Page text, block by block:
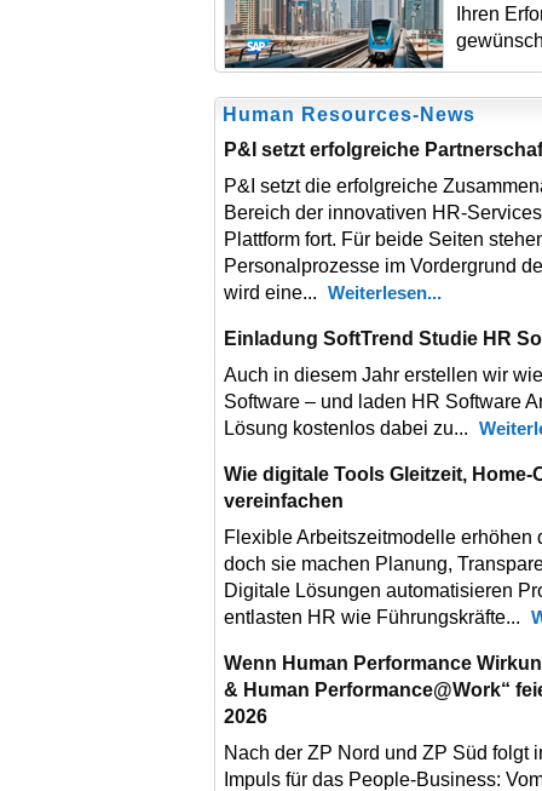
Ihren
Human Resources-News
P&I setzt erfolgreiche
P&I setzt die erfolgreiche
Bereich der innovativen HR-
Plattform fort. Für beide Seiten
Personalprozesse im Vordergrund
wird eine...
Weiterlesen
Einladung SoftTrend Studie HR
Auch in diesem Jahr erstellen wir
Software – und laden HR Software
Lösung kostenlos dabei zu...
Wie digitale Tools Gleitzeit,
vereinfachen
Flexible Arbeitszeitmodelle erhöhen
doch sie machen Planung,
Digitale Lösungen automatisieren
entlasten HR wie Führungskräfte...
Wenn Human Performance
& Human Performance@Work“
2026
Nach der ZP Nord und ZP Süd folgt
Impuls für das People-Business: